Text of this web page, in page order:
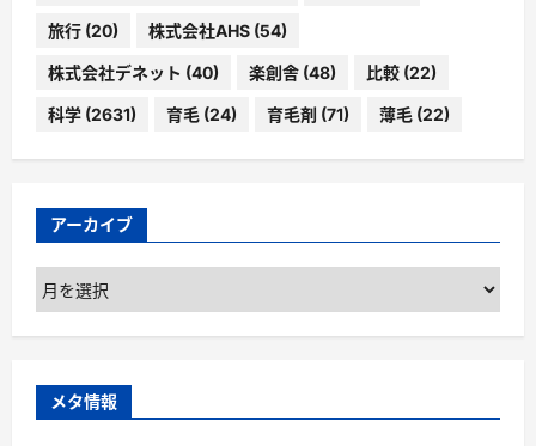
旅行 (20) 株式会社AHS (54)
株式会社デネット (40) 楽創舎 (48) 比較 (22)
科学 (2631) 育毛 (24) 育毛剤 (71) 薄毛 (22)
アーカイブ
ア
ー
カ
ブ
メタ情報